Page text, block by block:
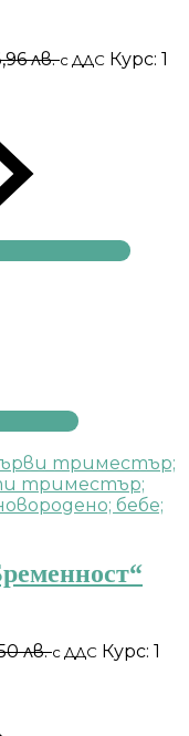
лв.с ДДС Курс: 1
лв.с ДДС Курс: 1